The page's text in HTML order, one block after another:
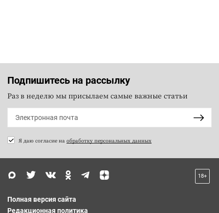
Подпишитесь на рассылку
Раз в неделю мы присылаем самые важные статьи
Я даю согласие на обработку персональных данных
18+
Полная версия сайта
Редакционная политика